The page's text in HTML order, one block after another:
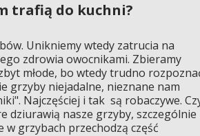
trafią do kuchni?
Unikniemy wtedy zatrucia na
zdrowia owocnikami. Zbieramy
młode, bo wtedy trudno
grzyby niejadalne, nieznane nam
Najczęściej i tak są robaczywe.
dziurawią nasze grzyby, szczególnie
w grzybach przechodzą część